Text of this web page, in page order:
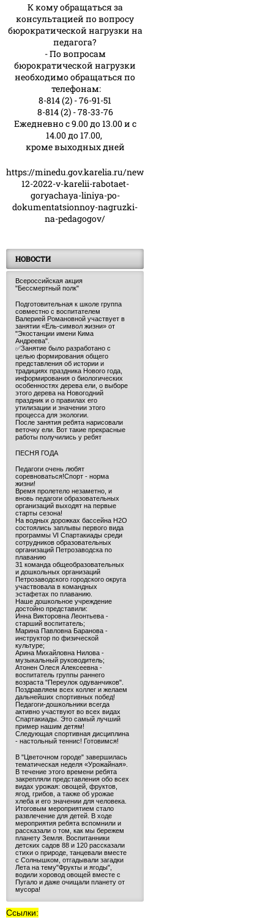
К кому обращаться за
консультацией по вопросу
бюрократической нагрузки на
педагога?
- По вопросам
бюрократической нагрузки
необходимо обращаться по
телефонам:
8-814 (2) - 76-91-51
8-814 (2) - 78-33-76
Ежедневно с 9.00 до 13.00 и с
14.00 до 17.00,
кроме выходных дней
https://minedu.gov.karelia.ru/news/23-
12-2022-v-karelii-rabotaet-
goryachaya-liniya-po-
dokumentatsionnoy-nagruzki-
na-pedagogov/
НОВОСТИ
Всероссийская акция
"Бессмертный полк"
Подготовительная к школе группа
совместно с воспитателем
Валерией Романовной участвует в
занятии «Ель-символ жизни» от
"Экостанции имени Кима
Андреева".
✅Занятие было разработано с
целью формирования общего
представления об истории и
традициях праздника Нового года,
информирования о биологических
особенностях дерева ели, о выборе
этого дерева на Новогодний
праздник и о правилах его
утилизации и значении этого
процесса для экологии.
После занятия ребята нарисовали
веточку ели. Вот такие прекрасные
работы получились у ребят
ПЕСНЯ ГОДА
Педагоги очень любят
соревноваться!Спорт - норма
жизни!
Время пролетело незаметно, и
вновь педагоги образовательных
организаций выходят на первые
старты сезона!
На водных дорожках бассейна H2O
состоялись заплывы первого вида
программы VI Спартакиады среди
сотрудников образовательных
организаций Петрозаводска по
плаванию
31 команда общеобразовательных
и дошкольных организаций
Петрозаводского городского округа
участвовала в командных
эстафетах по плаванию.
Наше дошкольное учреждение
достойно представили:
Инна Викторовна Леонтьева -
старший воспитатель;
Марина Павловна Баранова -
инструктор по физической
культуре;
Арина Михайловна Нилова -
музыкальный руководитель;
Атонен Олеся Алексеевна -
воспитатель группы раннего
возраста "Переулок одуванчиков".
Поздравляем всех коллег и желаем
дальнейших спортивных побед!
Педагоги-дошкольники всегда
активно участвуют во всех видах
Спартакиады. Это самый лучший
пример нашим детям!
Следующая спортивная дисциплина
- настольный теннис! Готовимся!
В "Цветочном городе" завершилась
тематическая неделя «Урожайная».
В течение этого времени ребята
закрепляли представления обо всех
видах урожая: овощей, фруктов,
ягод, грибов, а также об урожае
хлеба и его значении для человека.
Итоговым мероприятием стало
развлечение для детей. В ходе
мероприятия ребята вспомнили и
рассказали о том, как мы бережем
планету Земля. Воспитанники
детских садов 88 и 120 рассказали
стихи о природе, танцевали вместе
с Солнышком, отгадывали загадки
Лета на тему"Фрукты и ягоды",
водили хоровод овощей вместе с
Пугало и даже очищали планету от
мусора!
Ссылки: